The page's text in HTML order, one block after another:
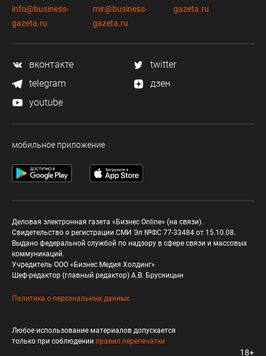
info@business-
gazeta.ru
mir@business-
gazeta.ru
gazeta.ru
вконтакте
twitter
telegram
дзен
youtube
мобильное приложение
Деловая электронная газета «Бизнес Online» (на связи).
Свидетельство о регистрации СМИ Эл №ФС 77-33484 от 15.10.08.
Выдано федеральной службой по надзору в сфере связи и массовых
коммуникаций.
Учредитель ООО «Бизнес Медия Холдинг»
Шеф-редактор (главный редактор) А.В. Брусницын
Политика о персональных данных
Любое использование материалов допускается
только при соблюдении правил перепечатки
18+